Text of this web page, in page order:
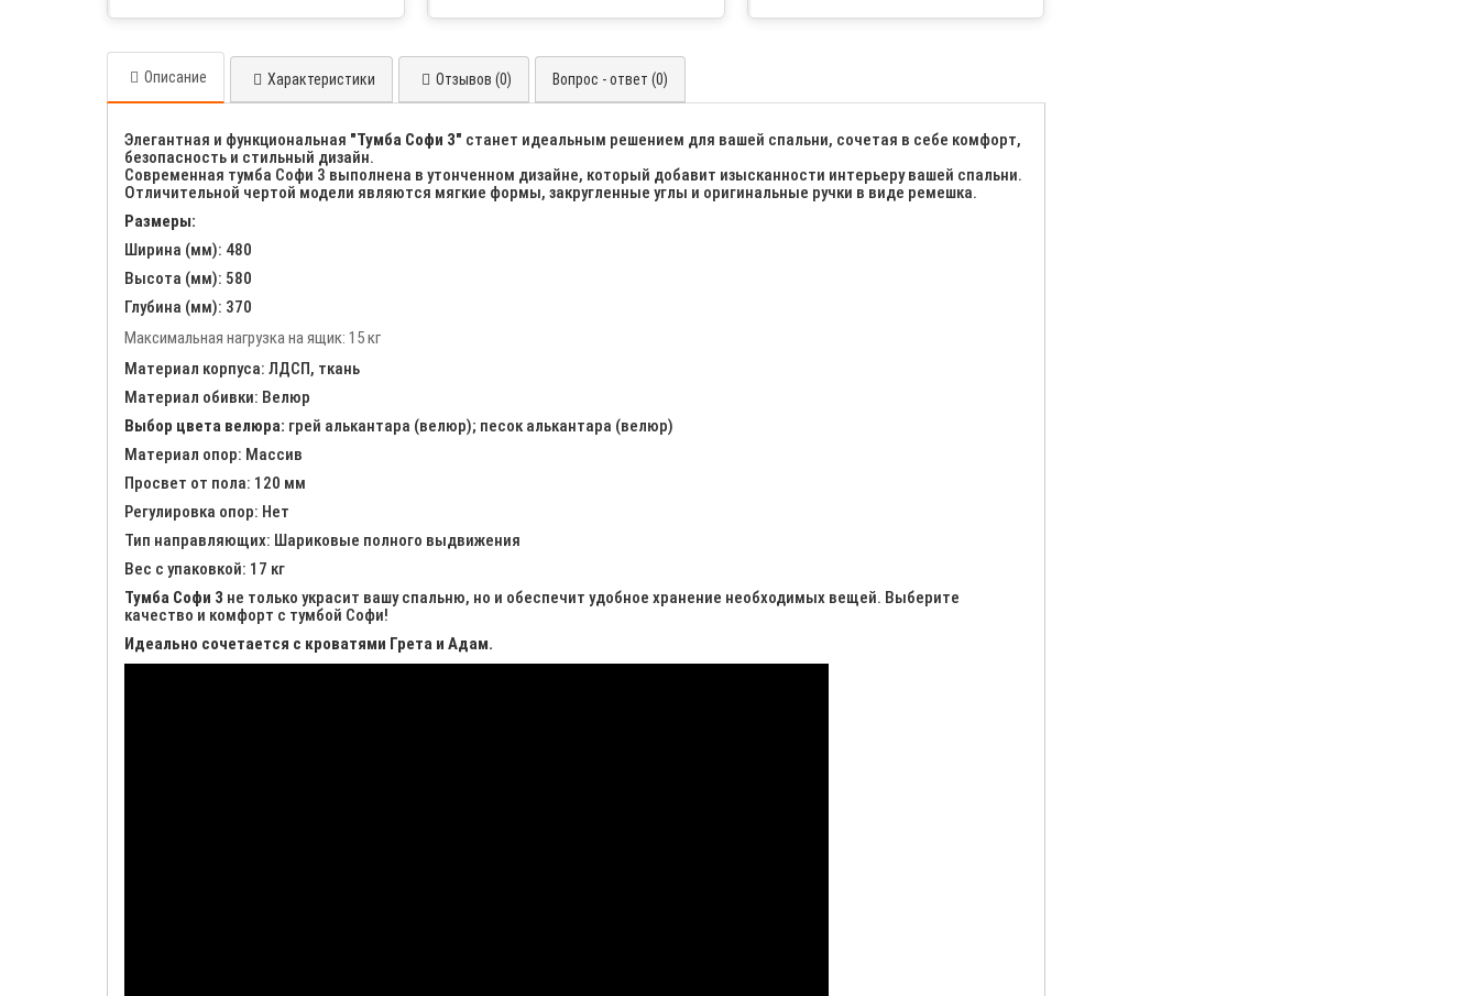
Описание Характеристики Отзывов (0) Вопрос - ответ (0)
Элегантная и функциональная "Тумба Софи 3" станет идеальным решением для вашей спальни, сочетая в себе комфорт,
безопасность и стильный дизайн.
Современная тумба Софи 3 выполнена в утонченном дизайне, который добавит изысканности интерьеру вашей спальни.
Отличительной чертой модели являются мягкие формы, закругленные углы и оригинальные ручки в виде ремешка.
Размеры:
Ширина (мм): 480
Высота (мм): 580
Глубина (мм): 370
Максимальная нагрузка на ящик: 15 кг
Материал корпуса: ЛДСП, ткань
Материал обивки: Велюр
Выбор цвета велюра: грей алькантара (велюр); песок алькантара (велюр)
Материал опор: Массив
Просвет от пола: 120 мм
Регулировка опор: Нет
Тип направляющих: Шариковые полного выдвижения
Вес с упаковкой: 17 кг
Тумба Софи 3 не только украсит вашу спальню, но и обеспечит удобное хранение необходимых вещей. Выберите
качество и комфорт с тумбой Софи!
Идеально сочетается с кроватями Грета и Адам.